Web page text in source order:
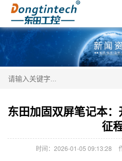
东田加固双屏笔记本
征
时间：2026-01-05 09:13:28